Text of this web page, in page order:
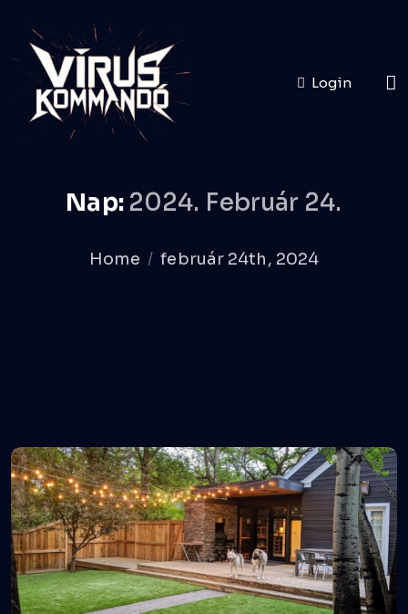
Login
Nap: 2024. Február 24.
Home február 24th, 2024